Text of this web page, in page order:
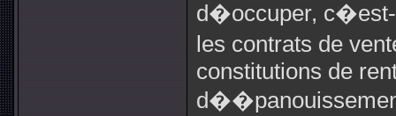
d�occuper,
les contrats de
constitutions de